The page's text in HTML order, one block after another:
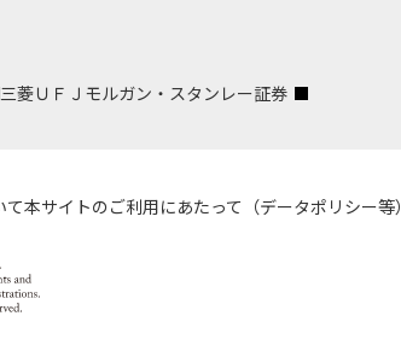
三菱ＵＦＪモルガン・スタンレー証券
て本サイトのご利用にあたって（データポリシー等